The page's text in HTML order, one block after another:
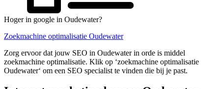
Hoger in google in Oudewater?
Zoekmachine optimalisatie Oudewater
Zorg ervoor dat jouw SEO in Oudewater in orde is middel
zoekmachine optimalisatie. Klik op ‘zoekmachine optimalisatie
Oudewater‘ om een SEO specialist te vinden die bij je past.